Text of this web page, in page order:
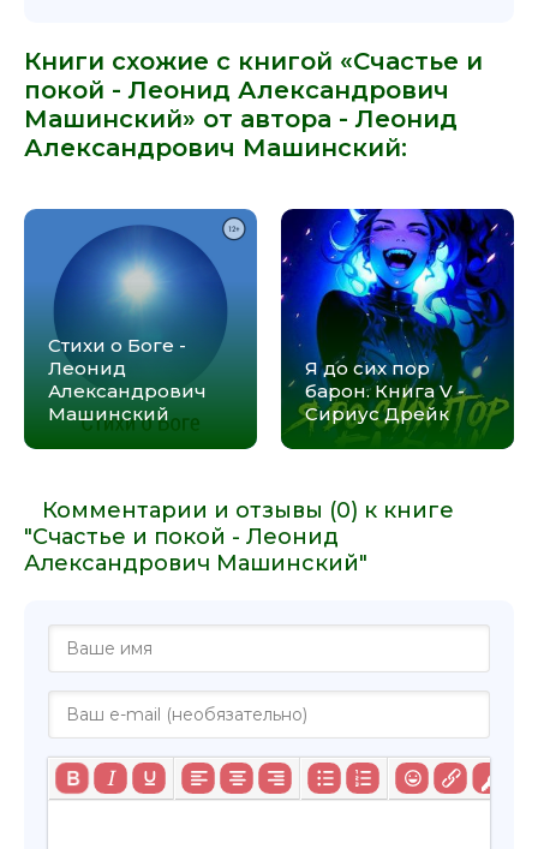
Книги схожие с книгой «Счастье и
покой - Леонид Александрович
Машинский» от автора -Леонид
Александрович Машинский:
Стихи о Боге -
Леонид
Александрович
Машинский
Я до сих пор
барон. Книга V -
Сириус Дрейк
Комментарии и отзывы (0) к книге
"Счастье и покой - Леонид
Александрович Машинский"